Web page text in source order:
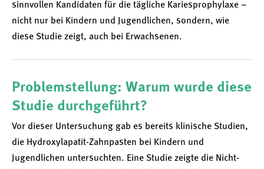
sinnvollen Kandidaten für die tägliche Kariesprophylaxe –
nicht nur bei Kindern und Jugendlichen, sondern, wie
diese Studie zeigt, auch bei Erwachsenen.
Problemstellung: Warum wurde diese
Studie durchgeführt?
Vor dieser Untersuchung gab es bereits klinische Studien,
die Hydroxylapatit-Zahnpasten bei Kindern und
Jugendlichen untersuchten. Eine Studie zeigte die Nicht-